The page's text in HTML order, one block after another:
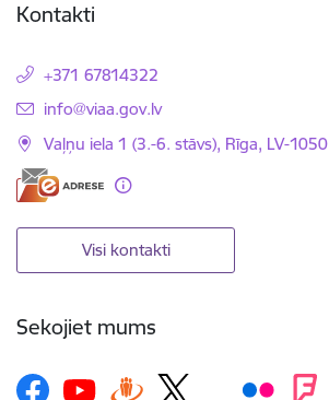
Kontakti
+371 67814322
E-pasts:
info@viaa.gov.lv
Vaļņu iela 1 (3.-6. stāvs), Rīga, LV-1050
Visi kontakti
Sekojiet mums